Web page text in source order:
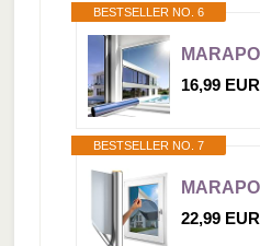
BESTSELLER NO. 6
16,99 EUR
BESTSELLER NO. 7
22,99 EUR